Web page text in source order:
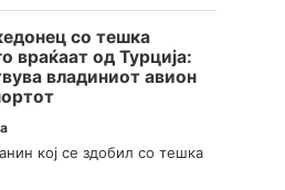
со тешка
враќаат од Турција:
владиниот авион
кој се здобил со тешка